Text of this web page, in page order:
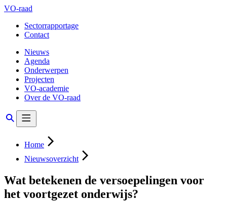
VO-raad
Sectorrapportage
Contact
Nieuws
Agenda
Onderwerpen
Projecten
VO-academie
Over de VO-raad
Home
Nieuwsoverzicht
Wat betekenen de versoepelingen voor
het voortgezet onderwijs?